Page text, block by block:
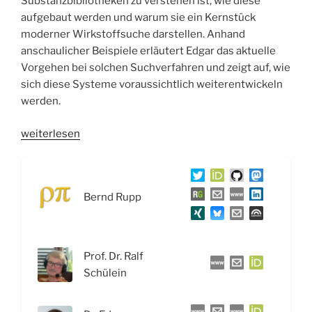
aufgebaut werden und warum sie ein Kernstück
moderner Wirkstoffsuche darstellen. Anhand
anschaulicher Beispiele erläutert Edgar das aktuelle
Vorgehen bei solchen Suchverfahren und zeigt auf, wie
sich diese Systeme voraussichtlich weiterentwickeln
werden.
„WSR096
Pharmakologie
Management“
weiterlesen
Bernd Rupp
Prof. Dr. Ralf
Schülein